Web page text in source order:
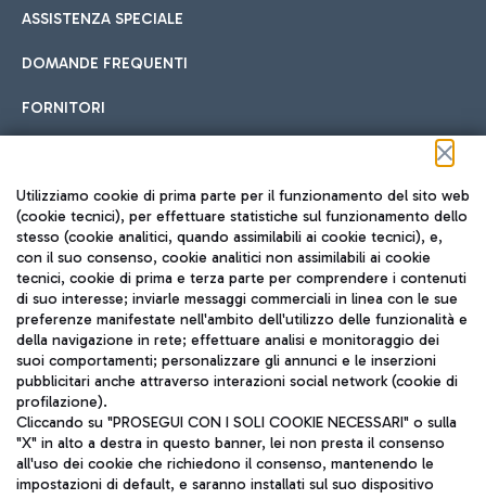
ASSISTENZA SPECIALE
DOMANDE FREQUENTI
FORNITORI
Seguici sui social
TRAVEL JOURNAL
ITA
Utilizziamo cookie di prima parte per il funzionamento del sito web
(cookie tecnici), per effettuare statistiche sul funzionamento dello
stesso (cookie analitici, quando assimilabili ai cookie tecnici), e,
con il suo consenso, cookie analitici non assimilabili ai cookie
tecnici, cookie di prima e terza parte per comprendere i contenuti
di suo interesse; inviarle messaggi commerciali in linea con le sue
preferenze manifestate nell'ambito dell'utilizzo delle funzionalità e
della navigazione in rete; effettuare analisi e monitoraggio dei
suoi comportamenti; personalizzare gli annunci e le inserzioni
pubblicitari anche attraverso interazioni social network (cookie di
profilazione).
Cliccando su "PROSEGUI CON I SOLI COOKIE NECESSARI" o sulla
"X" in alto a destra in questo banner, lei non presta il consenso
all'uso dei cookie che richiedono il consenso, mantenendo le
impostazioni di default, e saranno installati sul suo dispositivo